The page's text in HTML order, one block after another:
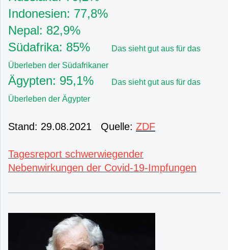
Indonesien: 77,8%
Nepal: 82,9%
Südafrika: 85%
Das sieht gut aus für das
Überleben der Südafrikaner
Ägypten: 95,1%
Das sieht gut aus für das
Überleben der Ägypter
Stand: 29.08.2021 Quelle: ZDF
Tagesreport schwerwiegender
Nebenwirkungen der Covid-19-Impfungen